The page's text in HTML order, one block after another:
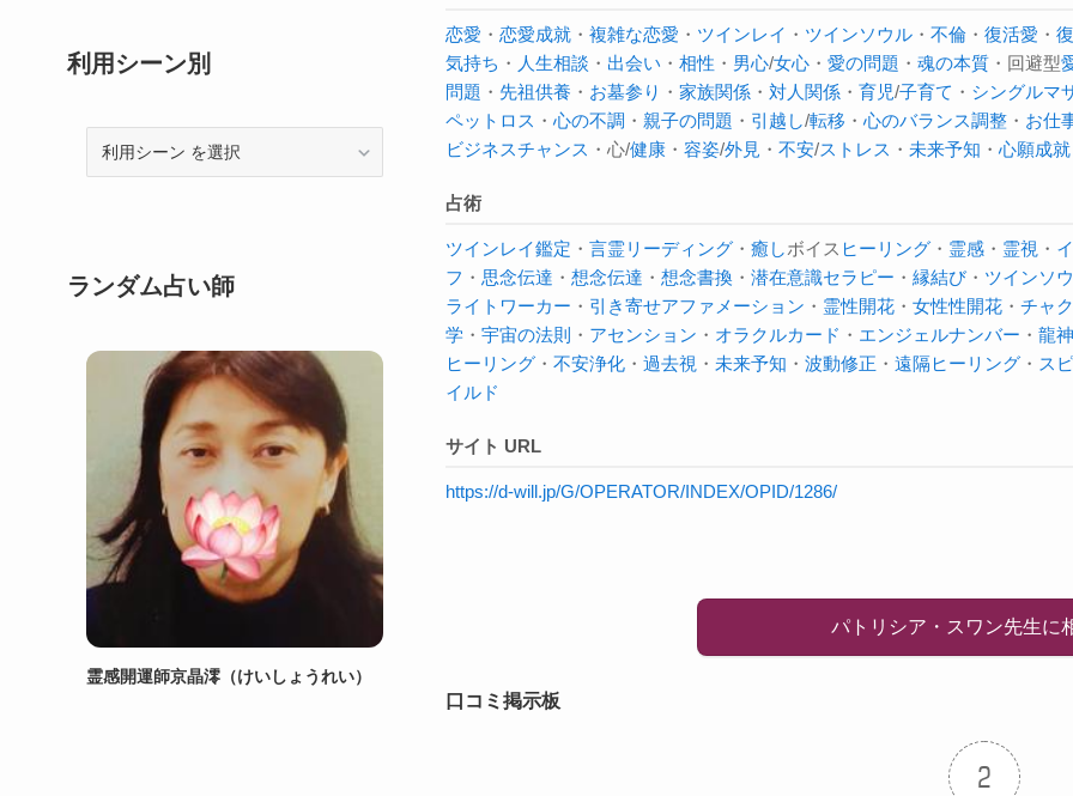
恋愛 ・ 恋愛成就 ・ 複雑な恋愛 ・ ツインレイ ・ ツインソウル ・ 不倫 ・ 復活愛 ・
気持ち ・ 人生相談 ・ 出会い ・ 相性 ・ 男心/女心 ・ 愛の問題 ・ 魂の本質 ・回避型
問題 ・ 先祖供養 ・ お墓参り ・ 家族関係 ・ 対人関係 ・ 育児/子育て ・ シングルマ
ペットロス ・ 心の不調 ・ 親子の問題 ・ 引越し/転移 ・ 心のバランス調整 ・ お仕
ビジネスチャンス ・心/健康 ・ 容姿/外見 ・ 不安/ストレス ・ 未来予知 ・ 心願成就
占術
ツインレイ鑑定 ・ 言霊リーディング ・ 癒しボイス ヒーリング ・ 霊感 ・ 霊視 ・
フ ・ 思念伝達 ・ 想念伝達 ・ 想念書換 ・ 潜在意識セラピー ・ 縁結び・ ツインソ
ライトワーカー ・ 引き寄せアファメーション ・ 霊性開花 ・ 女性性開花 ・ チャ
学 ・ 宇宙の法則 ・ アセンション ・ オラクルカード ・ エンジェルナンバー ・ 龍
ヒーリング ・ 不安浄化 ・ 過去視 ・ 未来予知 ・ 波動修正 ・ 遠隔ヒーリング ・ ス
イルド
サイト URL
https://d-will.jp/G/OPERATOR/INDEX/OPID/1286/
パトリシア・スワン先生に
口コミ掲示板
2
利用シーン別
ランダム占い師
霊感開運師京晶澪（けいしょうれい）